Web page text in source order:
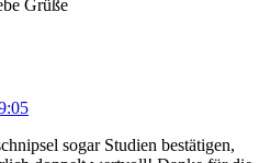
Grüße
sogar Studien bestätigen,